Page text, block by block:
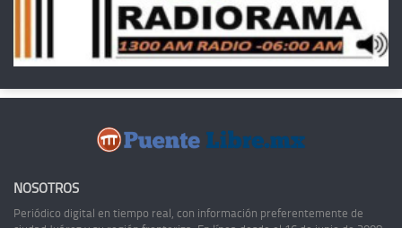
NOSOTROS
Periódico digital en tiempo real, con información preferentemente de